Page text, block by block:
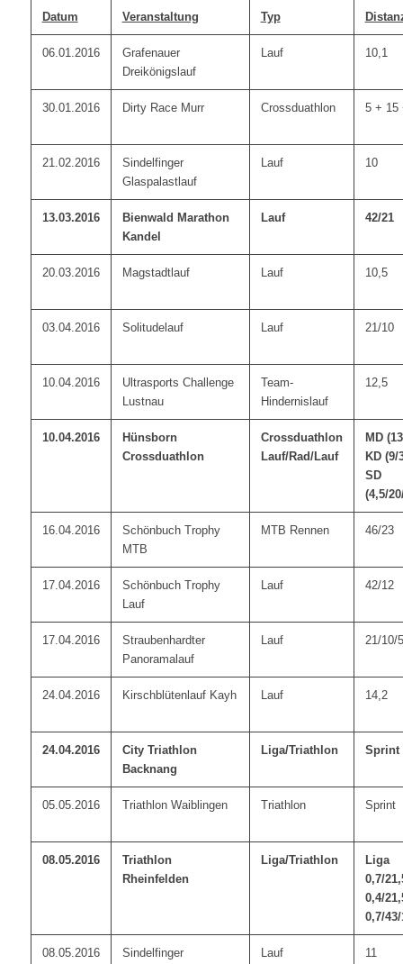
Datum Veranstaltung Typ
06.01.2016
Grafenauer
Dreikönigslauf
Lauf 10,1
30.01.2016 Dirty Race Murr Crossduathlon 5 + 15
21.02.2016
Sindelfinger
Glaspalastlauf
Lauf 10
13.03.2016
Bienwald Marathon
Kandel
Lauf 42/21
20.03.2016 Magstadtlauf Lauf 10,5
03.04.2016 Solitudelauf Lauf 21/10
10.04.2016
Ultrasports Challenge
Lustnau
Team-
Hindernislauf
12,5
10.04.2016
Hünsborn
Crossduathlon
Crossduathlon
Lauf/Rad/Lauf
MD
KD (9/
SD
(4,5/
16.04.2016
Schönbuch Trophy
MTB
MTB Rennen 46/23
17.04.2016
Schönbuch Trophy
Lauf
Lauf 42/12
17.04.2016
Straubenhardter
Panoramalauf
Lauf 21/10/5
24.04.2016 Kirschblütenlauf Kayh Lauf 14,2
24.04.2016
City Triathlon
Backnang
Liga/Triathlon Sprint
05.05.2016 Triathlon Waiblingen Triathlon Sprint
08.05.2016
Triathlon
Rheinfelden
Liga/Triathlon
Liga
0,7/
0,4/
0,7/43/
08.05.2016
Sindelfinger
Lauf 11